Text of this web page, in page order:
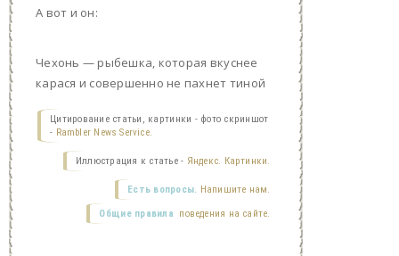
А вот и он:
Чехонь — рыбешка, которая вкуснее
карася и совершенно не пахнет тиной
Цитирование статьи, картинки - фото скриншот
- Rambler News Service.
Иллюстрация к статье - Яндекс. Картинки.
Есть вопросы. Напишите нам.
Общие правила поведения на сайте.